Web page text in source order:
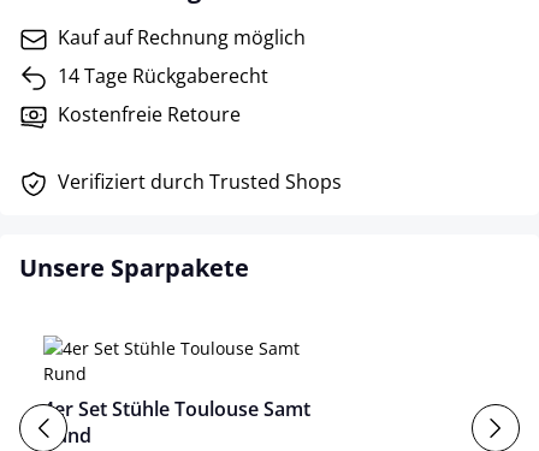
Kauf auf Rechnung möglich
14 Tage Rückgaberecht
Kostenfreie Retoure
Verifiziert durch Trusted Shops
Unsere Sparpakete
4er Set Stühle Toulouse Samt
Rund